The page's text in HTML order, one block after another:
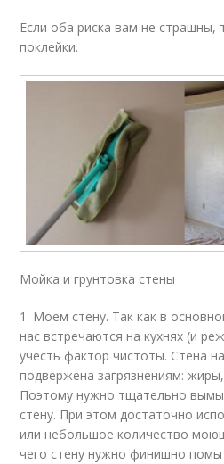
Если оба риска вам не страшны,
поклейки.
Мойка и грунтовка стены
1. Моем стену. Так как в
нас встречаются на кухнях (и
учесть фактор чистоты. Стена
подвержена загрязнениям:
Поэтому нужно тщательно
стену. При этом достаточно
или небольшое количество
чего стену нужно финишно